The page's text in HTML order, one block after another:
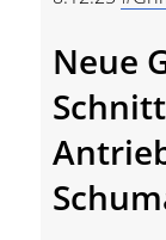
Neue